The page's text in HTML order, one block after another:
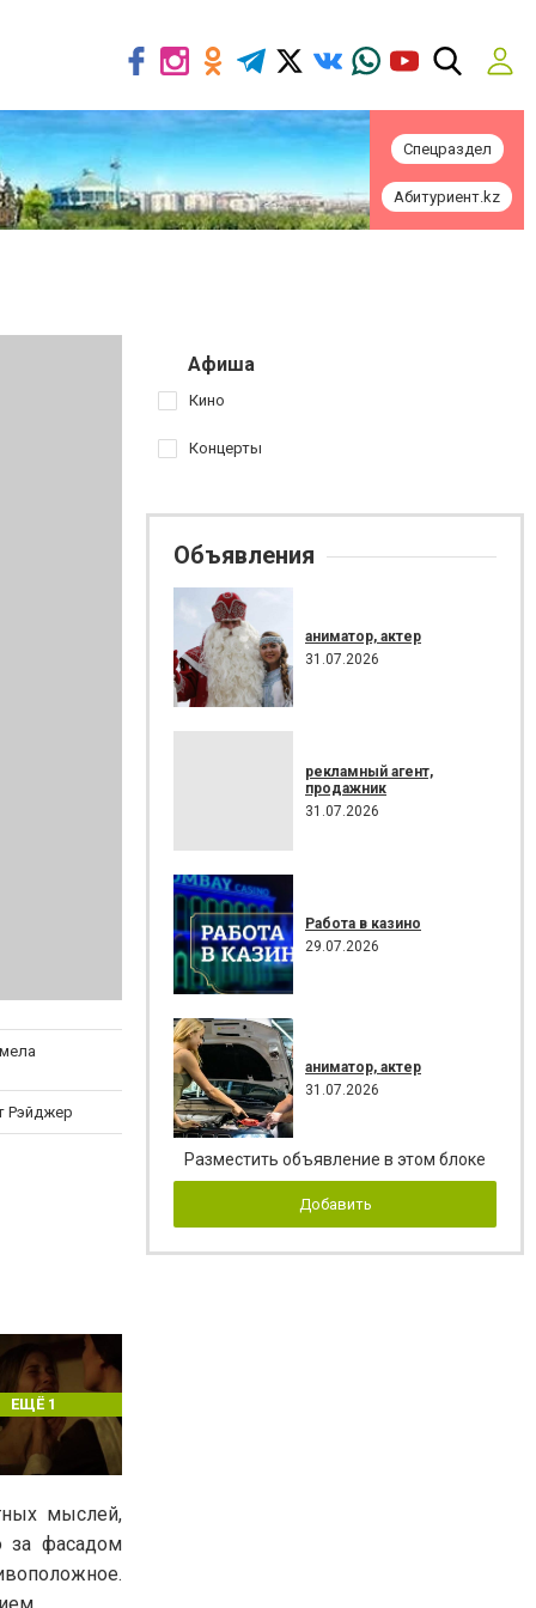
Спецраздел
Абитуриент.kz
Рэйджер
ЕЩЁ 1
мыслей,
за фасадом
Афиша
Кино
Концерты
Объявления
аниматор, актер
31.07.2026
рекламный агент,
продажник
31.07.2026
Работа в казино
29.07.2026
аниматор, актер
31.07.2026
Разместить объявление в этом блоке
Добавить